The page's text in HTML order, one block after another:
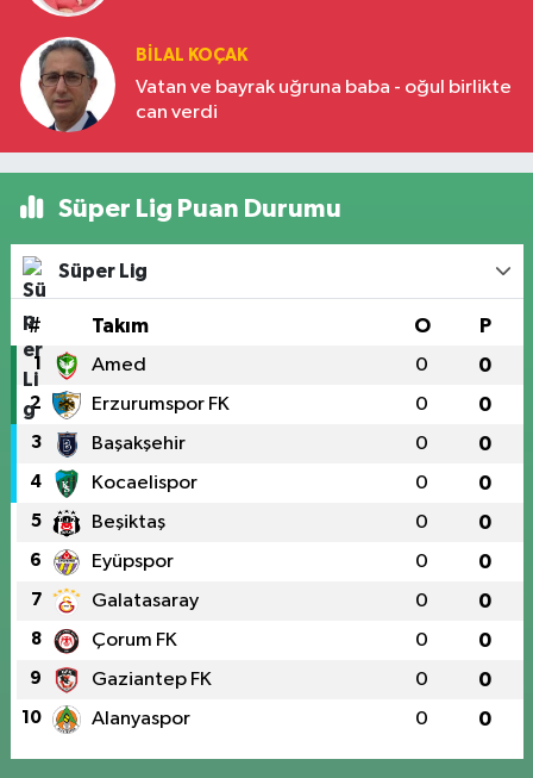
BILAL KOÇAK
Vatan ve bayrak uğruna baba - oğul birlikte
can verdi
Süper Lig Puan Durumu
Süper Lig
# Takım O P
1 Amed 0 0
2 Erzurumspor FK 0 0
3 Başakşehir 0 0
4 Kocaelispor 0 0
5 Beşiktaş 0 0
6 Eyüpspor 0 0
7 Galatasaray 0 0
8 Çorum FK 0 0
9 Gaziantep FK 0 0
10 Alanyaspor 0 0